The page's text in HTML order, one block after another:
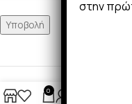
στην
0